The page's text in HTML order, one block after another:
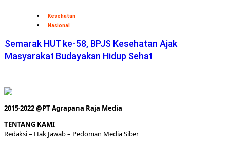
Kesehatan
Nasional
Semarak HUT ke-58, BPJS Kesehatan Ajak
Masyarakat Budayakan Hidup Sehat
2015-2022 @PT Agrapana Raja Media
TENTANG KAMI
Redaksi– Hak Jawab – Pedoman Media Siber